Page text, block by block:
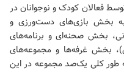
فعالان کودک و نوجوانان در
بخش بازی‌های دست‌ورزی و
بخش صحنه‌ای و برنامه‌های
بخش غرفه‌ها و مجموعه‌های
طور کلی یک‌صد مجموعه در این